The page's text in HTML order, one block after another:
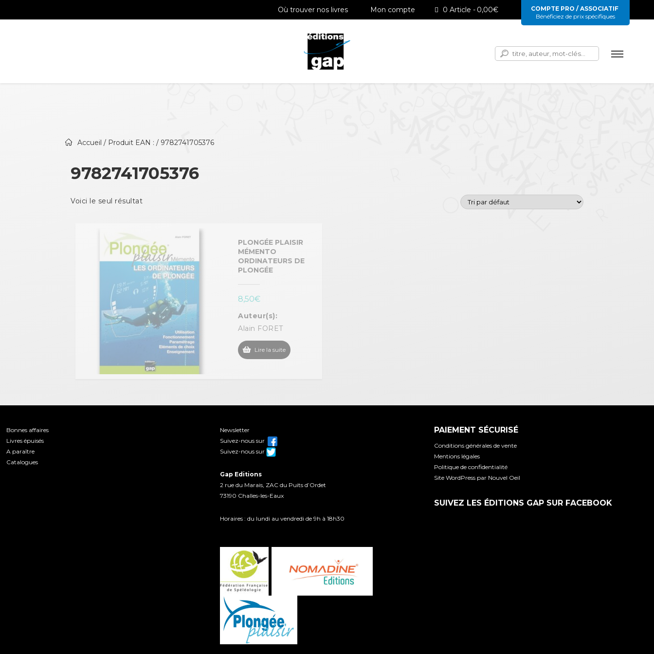
Où trouver nos livres Mon compte 0 Article 0,00€
COMPTE PRO / ASSOCIATIF
Bénéficiez de prix spécifiques
Rechercher :
Accueil / Produit EAN : / 9782741705376
9782741705376
Voici le seul résultat
PLONGÉE PLAISIR
MÉMENTO
ORDINATEURS DE
PLONGÉE
8,50€
Auteur(s):
Alain FORET
Lire la suite
Bonnes affaires
Livres épuisés
A paraître
Catalogues
Newsletter
Suivez-nous sur
Suivez-nous sur
Gap Editions
2 rue du Marais, ZAC du Puits d’Ordet
73190 Challes-les-Eaux
Horaires : du lundi au vendredi de 9h à 18h30
PAIEMENT SÉCURISÉ
Conditions générales de vente
Mentions légales
Politique de confidentialité
Site WordPress par Nouvel Oeil
SUIVEZ LES ÉDITIONS GAP SUR FACEBOOK